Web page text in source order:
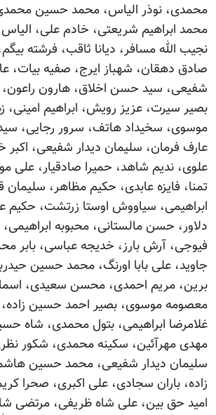
محمدی، نوذر الیاس، محمد حسین
محمد ابراهیم شریعتی، خادم علی، الیاس
نجیب الله مسافر، دیانا ثاقب، فرشته
صادق دهقان، شهباز ایرج، صفیه بیات،
شفیعی، سید حسن اخلاق، هارون راعون،
بصیر سیرت، عزیز رویش، ابراهیم امینی،
موسوی، سخیداد هاتف، سرور رجایی،
عارف فرمان، سلیمان دیدار شفیعی، اکبر
علوی، ندیم شاهد، حمیرا صادقیار، علی
تمنا، فایزه عابدی، حکیم مظاهر،
ابراهیمی، سیاووش اوستا زرتشت، حکیم
دلاور، حسن مالستانی، محبوبه
فیوجی، آرش بارز، خدیجه عباسی، بابر
جاوید، علی بابا اورنگ، محمد حسین
برین، مریم احمدی، محسن سعیدی،
معصومه موسوی، بصیر احمد حسین
غلامرضا ابراهیمی، بتول محمدی، شاه
مهدی مهرآئین، سکینه محمدی، شکور
سلیمان دیدار شفیعی، محمد حسین
زاده، باران سجادی، علی اکبری، صحرا
امید حق بین، علی شاه ظریفی، مرتضی